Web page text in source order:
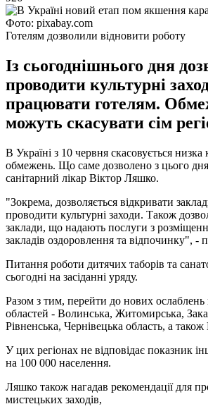
Фото: pixabay.com
Готелям дозволили відновити роботу
Із сьогоднішнього дня
проводити культурні
працювати готелям.
можуть скасувати сім
В Україні з 10 червня скасовується
обмежень. Що саме дозволено з цього
санітарний лікар Віктор Ляшко.
"Зокрема, дозволяється відкривати
проводити культурні заходи. Також
заклади, що надають послуги з
закладів оздоровлення та відпочинку", -
Питання роботи дитячих таборів та
сьогодні на засіданні уряду.
Разом з тим, перейти до нових
областей - Волинська, Житомирська,
Рівненська, Чернівецька область, а також
У цих регіонах не відповідає показник
на 100 000 населення.
Ляшко також нагадав рекомендації для
мистецьких заходів,